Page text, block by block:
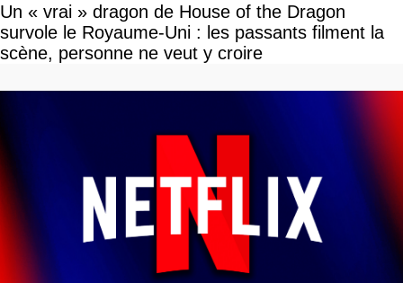
Un « vrai » dragon de House of the Dragon
survole le Royaume-Uni : les passants filment la
scène, personne ne veut y croire